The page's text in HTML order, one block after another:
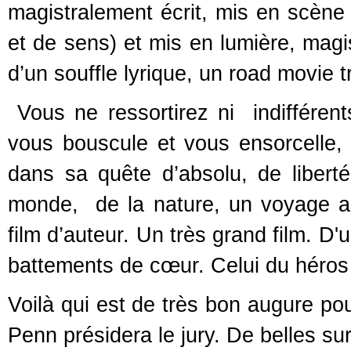
magistralement écrit, mis en
et de sens) et mis en lumière,
d’un souffle lyrique, un road
Vous ne ressortirez ni
vous bouscule et vous
dans sa quête d’absolu, de
monde, de la nature, un voyage
film d’auteur. Un très grand film.
battements de cœur. Celui du
Voilà qui est de très bon augure
Penn présidera le jury. De belles